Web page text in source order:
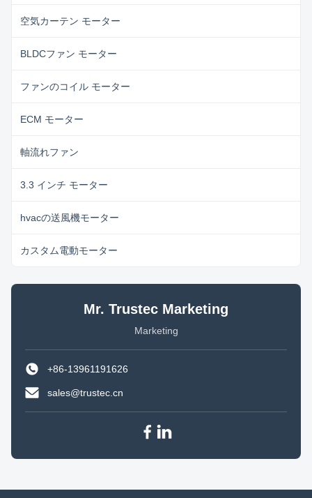
空気カーテン モーター
BLDCファン モーター
ファンのコイル モーター
ECM モーター
軸流れファン
3.3 インチ モーター
hvacの送風機モーター
カスタム電動モーター
Mr. Trustec Marketing
Marketing
+86-13961191626
sales@trustec.cn